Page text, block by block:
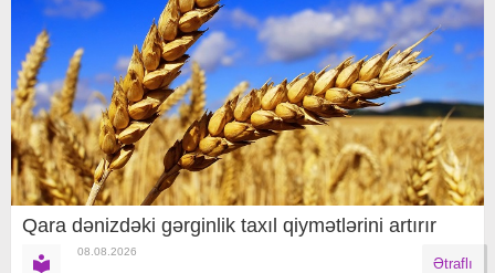
Qara dənizdəki gərginlik taxıl qiymətlərini artırır
08.08.2026
Ətraflı